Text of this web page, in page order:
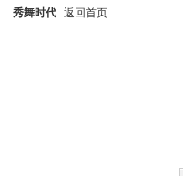
秀舞时代 返回首页